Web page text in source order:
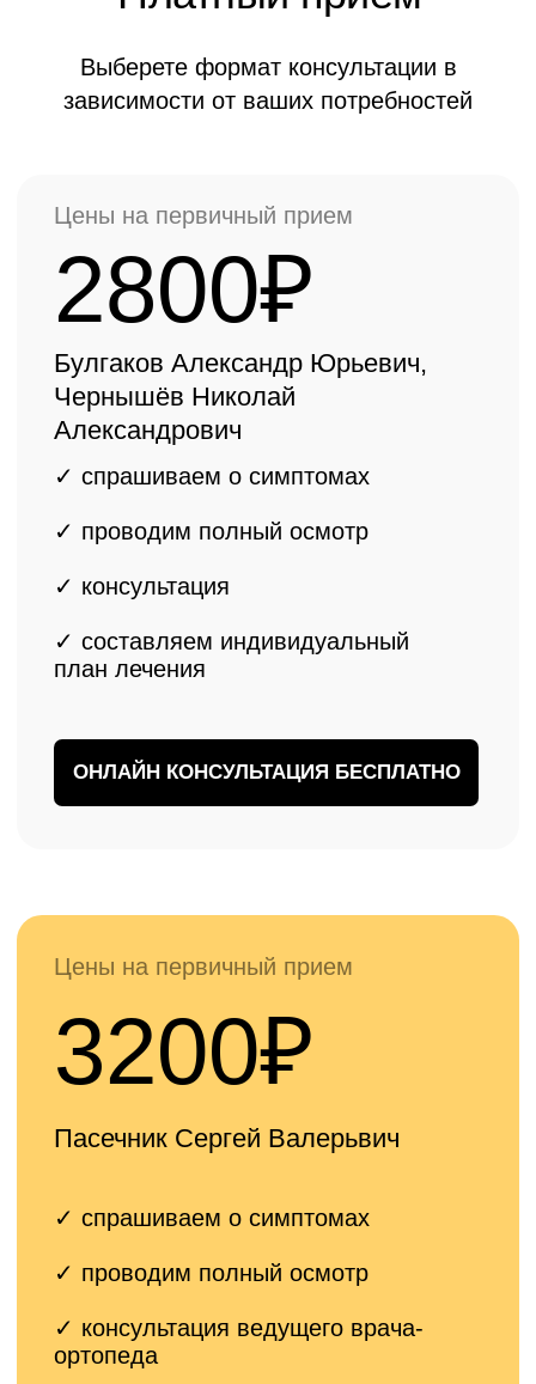
ЗАПИСАТЬСЯ БЕСПЛАТНО
3500₽
✓ проводим полный осмотр
✓ консультация врача ортопеда
высшей категории, КМН, ДМН
Для жителей Лобни доступна
первичная онлайн консультация
Важная информация
план лечения
ОНЛАЙН КОНСУЛЬТАЦИЯ БЕСПЛАТНО
Ермолаев Василий Александрович,